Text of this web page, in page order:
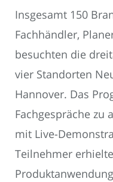
Insgesamt 150
Fachhändler,
besuchten die
vier Standorten
Hannover. Das
Fachgespräche zu
mit Live-
Teilnehmer